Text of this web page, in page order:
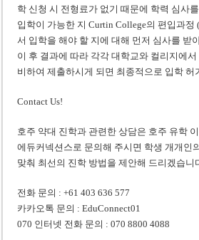
학 신청 시 전형료가 없기 때문에 학력 심사
입학이 가능한 지 Curtin College의 편입과정
서 입학을 해야 할 지에 대해 먼저 심사를 받
이 후 결과에 따라 각각 대학교와 컬리지에
비하여 제출하시게 되면 최종적으로 입학 허
Contact Us!
호주 약대 진학과 관련한 상담은 호주 유학
에듀커넥션스로 문의해 주시면 학생 개개인
맞춰 최선의 진학 방법을 제안해 드리겠습니
전화 문의 : +61 403 636 577
카카오톡 문의 : EduConnect01
070 인터넷 전화 문의 : 070 8800 4088